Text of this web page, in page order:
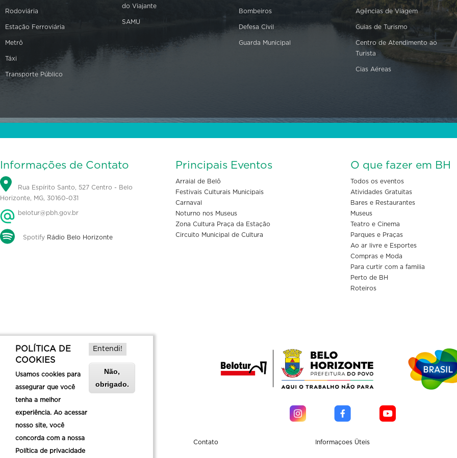
Rodoviária
Estação Ferroviária
Metrô
Táxi
Transporte Público
do Viajante
SAMU
Bombeiros
Defesa Civil
Guarda Municipal
Agências de Viagem
Guias de Turismo
Centro de Atendimento ao
Turista
Cias Aéreas
Informações de Contato
Rua Espírito Santo, 527 Centro - Belo
Horizonte, MG, 30160-031
belotur@pbh.gov.br
Spotify Rádio Belo Horizonte
Principais Eventos
Arraial de Belô
Festivais Culturais Municipais
Carnaval
Noturno nos Museus
Zona Cultura Praça da Estação
Circuito Municipal de Cultura
O que fazer em BH
Todos os eventos
Atividades Gratuitas
Bares e Restaurantes
Museus
Teatro e Cinema
Parques e Praças
Ao ar livre e Esportes
Compras e Moda
Para curtir com a familia
Perto de BH
Roteiros
Contato Informaçoes Üteis
POLÍTICA DE
COOKIES
Usamos cookies para
assegurar que você
tenha a melhor
experiência. Ao acessar
nosso site, você
concorda com a nossa
Política de privacidade
Entendi!
Não,
obrigado.